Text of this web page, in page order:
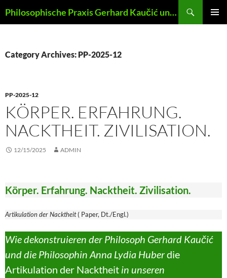
to
Philosophische Praxis Gerhard Kaučić und Anna Lydia Huber
Category Archives: PP-2025-12
PP-2025-12
KÖRPER. ERFAHRUNG.
NACKTHEIT. ZIVILISATION.
12/15/2025 ADMIN
Körper. Erfahrung. Nacktheit. Zivilisation.
Artikulation der Nacktheit( Paper, Dt./Engl.)
Wie dekonstruieren der Philosoph Gerhard Kaučić
und die Philosophin Anna Lydia Huberdie
Artikulation der Nacktheit in unseren